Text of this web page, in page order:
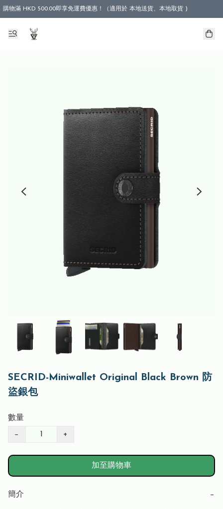
購物滿 HKD 500.00即享免運費優惠！（適用於 本地送貨、本地取貨 )
SECRID-Miniwallet Original Black Brown 防
盜銀包
數量
− +
加至購物車
簡介 −